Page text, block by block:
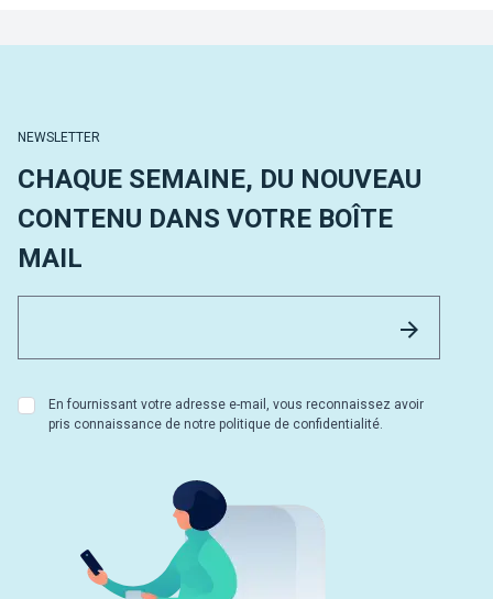
NEWSLETTER
CHAQUE SEMAINE, DU NOUVEAU
CONTENU DANS VOTRE BOÎTE
MAIL
En fournissant votre adresse e-mail, vous reconnaissez avoir
pris connaissance de notre politique de confidentialité.